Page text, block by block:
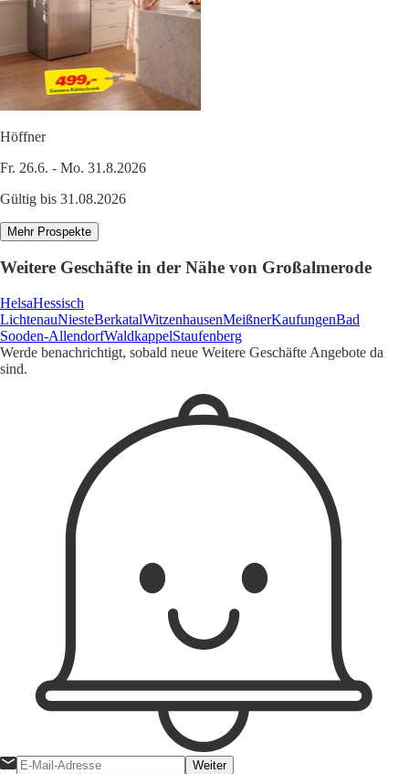
Höffner
Fr. 26.6. - Mo. 31.8.2026
Gültig bis 31.08.2026
Mehr Prospekte
Weitere Geschäfte in der Nähe von Großalmerode
HelsaHessisch
LichtenauNiesteBerkatalWitzenhausenMeißnerKaufungenBad
Sooden-AllendorfWaldkappelStaufenberg
Werde benachrichtigt, sobald neue Weitere Geschäfte Angebote da
sind.
Weiter